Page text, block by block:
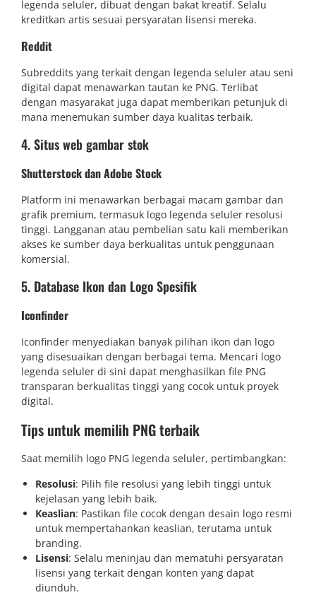
legenda seluler, dibuat dengan bakat kreatif. Selalu
kreditkan artis sesuai persyaratan lisensi mereka.
Reddit
Subreddits yang terkait dengan legenda seluler atau seni
digital dapat menawarkan tautan ke PNG. Terlibat
dengan masyarakat juga dapat memberikan petunjuk di
mana menemukan sumber daya kualitas terbaik.
4. Situs web gambar stok
Shutterstock dan Adobe Stock
Platform ini menawarkan berbagai macam gambar dan
grafik premium, termasuk logo legenda seluler resolusi
tinggi. Langganan atau pembelian satu kali memberikan
akses ke sumber daya berkualitas untuk penggunaan
komersial.
5. Database Ikon dan Logo Spesifik
Iconfinder
Iconfinder menyediakan banyak pilihan ikon dan logo
yang disesuaikan dengan berbagai tema. Mencari logo
legenda seluler di sini dapat menghasilkan file PNG
transparan berkualitas tinggi yang cocok untuk proyek
digital.
Tips untuk memilih PNG terbaik
Saat memilih logo PNG legenda seluler, pertimbangkan:
Resolusi: Pilih file resolusi yang lebih tinggi untuk
kejelasan yang lebih baik.
Keaslian: Pastikan file cocok dengan desain logo resmi
untuk mempertahankan keaslian, terutama untuk
branding.
Lisensi: Selalu meninjau dan mematuhi persyaratan
lisensi yang terkait dengan konten yang dapat
diunduh.